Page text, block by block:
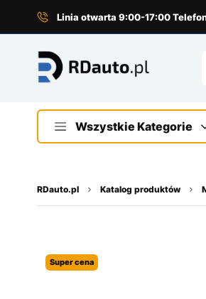
Linia otwarta 9:00-17:00
Wszystkie Kategorie
RDauto.pl Katalog produktów
Super cena